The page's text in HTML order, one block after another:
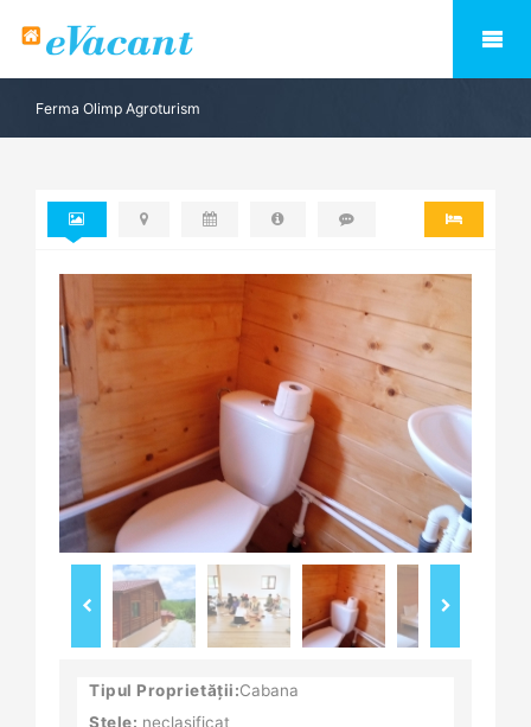
Ferma Olimp Agroturism
Tipul Proprietății:Cabana
Stele: neclasificat